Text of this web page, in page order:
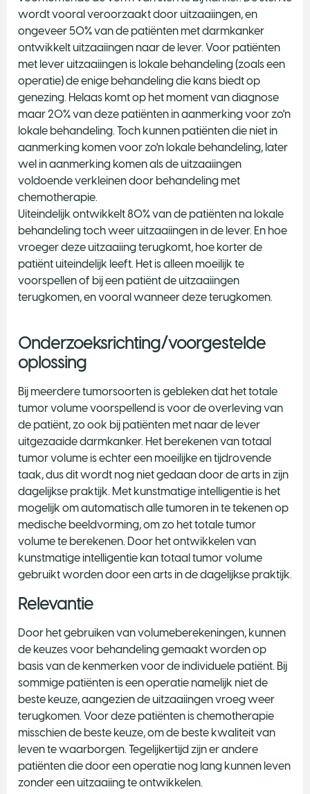
wordt vooral veroorzaakt door uitzaaiingen, en
ongeveer 50% van de patiënten met darmkanker
ontwikkelt uitzaaiingen naar de lever. Voor patiënten
met lever uitzaaiingen is lokale behandeling (zoals een
operatie) de enige behandeling die kans biedt op
genezing. Helaas komt op het moment van diagnose
maar 20% van deze patiënten in aanmerking voor zo'n
lokale behandeling. Toch kunnen patiënten die niet in
aanmerking komen voor zo'n lokale behandeling, later
wel in aanmerking komen als de uitzaaiingen
voldoende verkleinen door behandeling met
chemotherapie.
Uiteindelijk ontwikkelt 80% van de patiënten na lokale
behandeling toch weer uitzaaiingen in de lever. En hoe
vroeger deze uitzaaiing terugkomt, hoe korter de
patiënt uiteindelijk leeft. Het is alleen moeilijk te
voorspellen of bij een patiënt de uitzaaiingen
terugkomen, en vooral wanneer deze terugkomen.
Onderzoeksrichting/voorgestelde
oplossing
Bij meerdere tumorsoorten is gebleken dat het totale
tumor volume voorspellend is voor de overleving van
de patiënt, zo ook bij patiënten met naar de lever
uitgezaaide darmkanker. Het berekenen van totaal
tumor volume is echter een moeilijke en tijdrovende
taak, dus dit wordt nog niet gedaan door de arts in zijn
dagelijkse praktijk. Met kunstmatige intelligentie is het
mogelijk om automatisch alle tumoren in te tekenen op
medische beeldvorming, om zo het totale tumor
volume te berekenen. Door het ontwikkelen van
kunstmatige intelligentie kan totaal tumor volume
gebruikt worden door een arts in de dagelijkse praktijk.
Relevantie
Door het gebruiken van volumeberekeningen, kunnen
de keuzes voor behandeling gemaakt worden op
basis van de kenmerken voor de individuele patiënt. Bij
sommige patiënten is een operatie namelijk niet de
beste keuze, aangezien de uitzaaiingen vroeg weer
terugkomen. Voor deze patiënten is chemotherapie
misschien de beste keuze, om de beste kwaliteit van
leven te waarborgen. Tegelijkertijd zijn er andere
patiënten die door een operatie nog lang kunnen leven
zonder een uitzaaiing te ontwikkelen.